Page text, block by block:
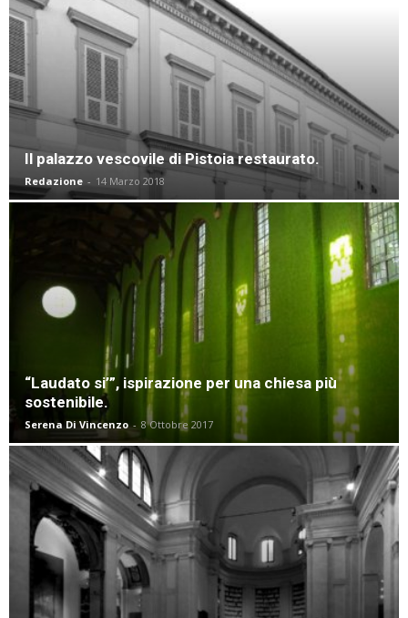
Il palazzo vescovile di Pistoia restaurato.
Redazione - 14 Marzo 2018
“Laudato si’”, ispirazione per una chiesa più
sostenibile.
Serena Di Vincenzo - 8 Ottobre 2017